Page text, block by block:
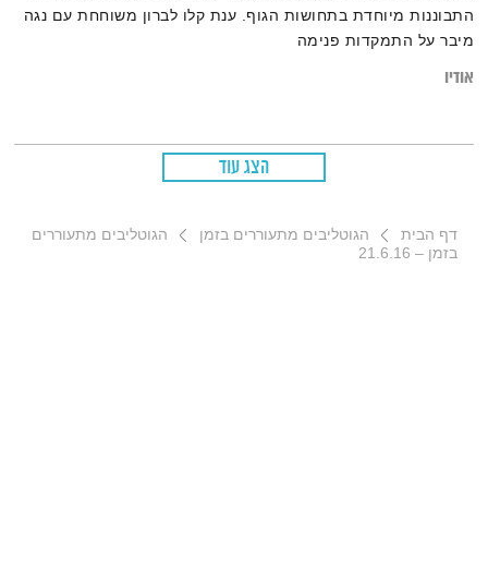
התבוננות מיוחדת בתחושות הגוף. ענת קלו לברון משוחחת עם נגה
מיבר על התמקדות פנימה
אודיו
הצג עוד
דף הבית הגוטליבים מתעוררים בזמן
הגוטליבים מתעוררים
בזמן – 21.6.16